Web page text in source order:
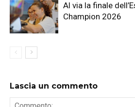
Al via la finale
Champion 2026
Lascia un commento